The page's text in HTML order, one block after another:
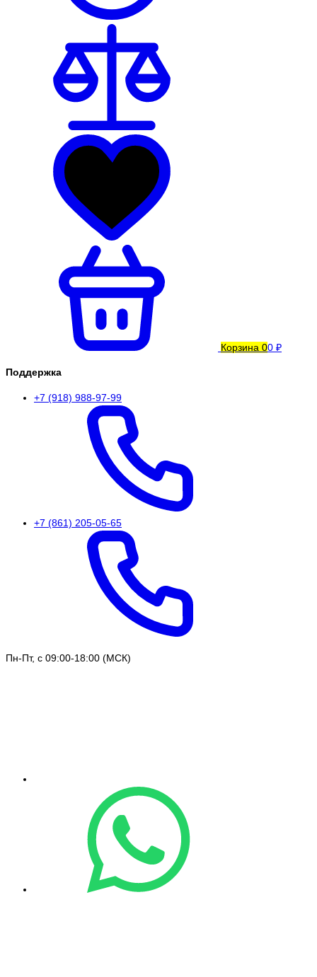
Корзина 00 ₽
Поддержка
+7 (918) 988-97-99
+7 (861) 205-05-65
Пн-Пт, с 09:00-18:00 (МСК)